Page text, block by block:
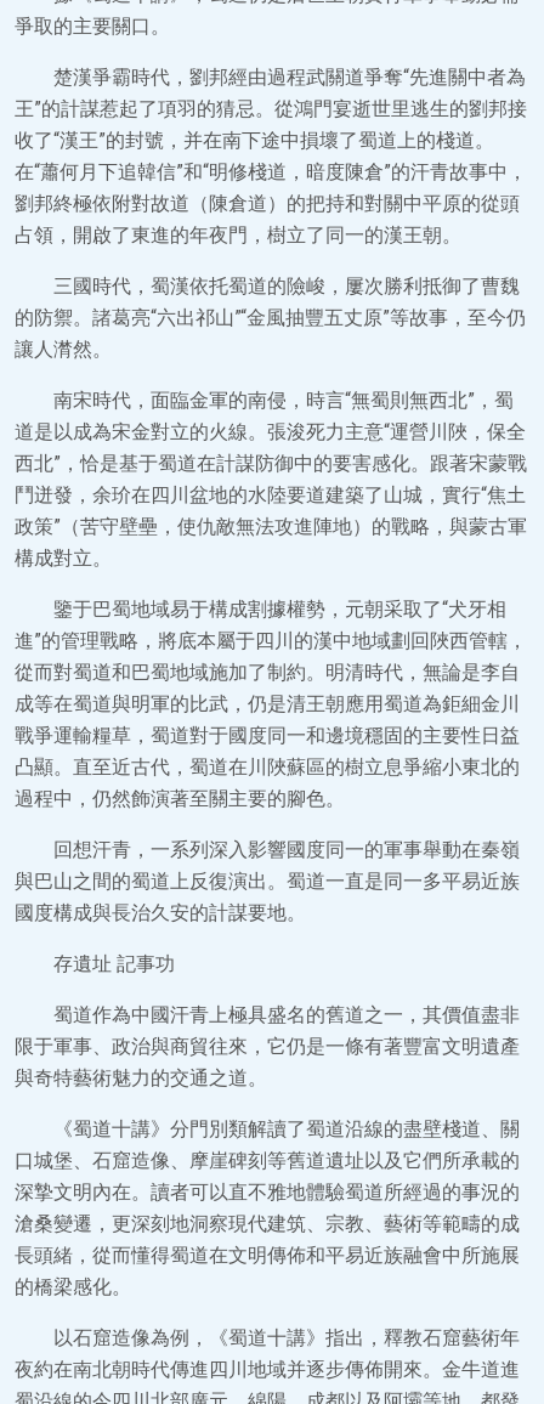
爭取的主要關口。
楚漢爭霸時代，劉邦經由過程武關道爭奪“先進關中者為
王”的計謀惹起了項羽的猜忌。從鴻門宴逝世里逃生的劉邦接
收了“漢王”的封號，并在南下途中損壞了蜀道上的棧道。
在“蕭何月下追韓信”和“明修棧道，暗度陳倉”的汗青故事中，
劉邦終極依附對故道（陳倉道）的把持和對關中平原的從頭
占領，開啟了東進的年夜門，樹立了同一的漢王朝。
三國時代，蜀漢依托蜀道的險峻，屢次勝利抵御了曹魏
的防禦。諸葛亮“六出祁山”“金風抽豐五丈原”等故事，至今仍
讓人潸然。
南宋時代，面臨金軍的南侵，時言“無蜀則無西北”，蜀
道是以成為宋金對立的火線。張浚死力主意“運營川陜，保全
西北”，恰是基于蜀道在計謀防御中的要害感化。跟著宋蒙戰
鬥迸發，余玠在四川盆地的水陸要道建築了山城，實行“焦土
政策”（苦守壁壘，使仇敵無法攻進陣地）的戰略，與蒙古軍
構成對立。
鑒于巴蜀地域易于構成割據權勢，元朝采取了“犬牙相
進”的管理戰略，將底本屬于四川的漢中地域劃回陜西管轄，
從而對蜀道和巴蜀地域施加了制約。明清時代，無論是李自
成等在蜀道與明軍的比武，仍是清王朝應用蜀道為鉅細金川
戰爭運輸糧草，蜀道對于國度同一和邊境穩固的主要性日益
凸顯。直至近古代，蜀道在川陜蘇區的樹立息爭縮小東北的
過程中，仍然飾演著至關主要的腳色。
回想汗青，一系列深入影響國度同一的軍事舉動在秦嶺
與巴山之間的蜀道上反復演出。蜀道一直是同一多平易近族
國度構成與長治久安的計謀要地。
存遺址 記事功
蜀道作為中國汗青上極具盛名的舊道之一，其價值盡非
限于軍事、政治與商貿往來，它仍是一條有著豐富文明遺產
與奇特藝術魅力的交通之道。
《蜀道十講》分門別類解讀了蜀道沿線的盡壁棧道、關
口城堡、石窟造像、摩崖碑刻等舊道遺址以及它們所承載的
深摯文明內在。讀者可以直不雅地體驗蜀道所經過的事況的
滄桑變遷，更深刻地洞察現代建筑、宗教、藝術等範疇的成
長頭緒，從而懂得蜀道在文明傳佈和平易近族融會中所施展
的橋梁感化。
以石窟造像為例，《蜀道十講》指出，釋教石窟藝術年
夜約在南北朝時代傳進四川地域并逐步傳佈開來。金牛道進